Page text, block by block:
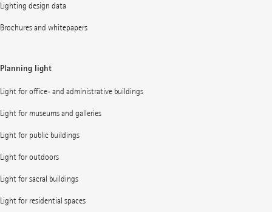
Lighting design data
Brochures and whitepapers
Planning light
Light for office- and administrative buildings
Light for museums and galleries
Light for public buildings
Light for outdoors
Light for sacral buildings
Light for residential spaces